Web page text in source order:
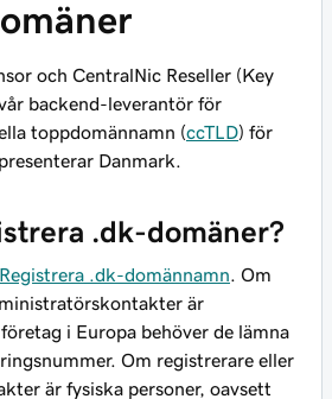
och CentralNic Reseller (Key
backend-leverantör för
toppdomännamn (ccTLD) för
Danmark.
.dk-domäner?
Registrera .dk-domännamn . Om
är
i Europa behöver de lämna
Om registrerare eller
är fysiska personer, oavsett